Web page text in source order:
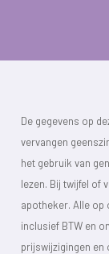
De gegevens op
vervangen
het gebruik van
lezen. Bij twijfel of
apotheker. Alle op
inclusief BTW en
prijswijzigingen en